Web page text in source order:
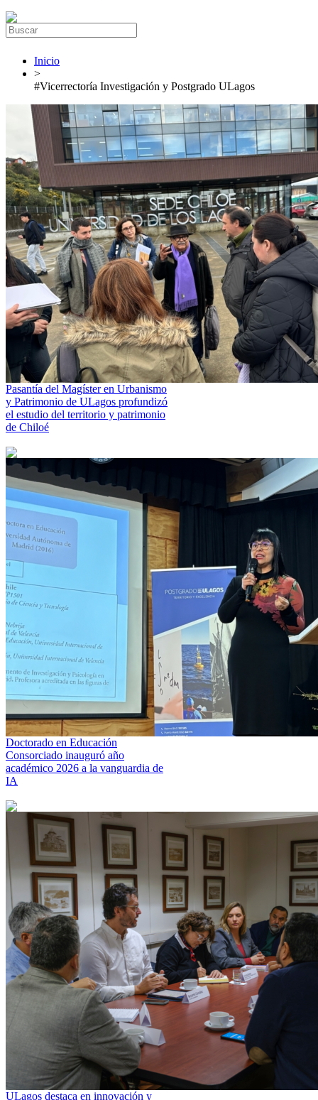
Inicio
>
#Vicerrectoría Investigación y Postgrado ULagos
Pasantía del Magíster en Urbanismo
y Patrimonio de ULagos profundizó
el estudio del territorio y patrimonio
de Chiloé
Doctorado en Educación
Consorciado inauguró año
académico 2026 a la vanguardia de
IA
ULagos destaca en innovación y